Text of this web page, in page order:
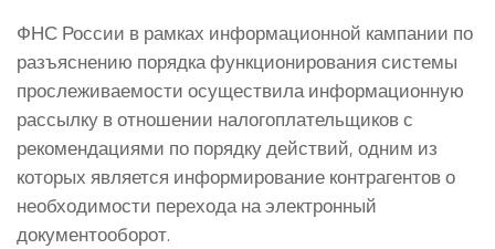
ФНС России в рамках информационной кампании по
разъяснению порядка функционирования системы
прослеживаемости осуществила информационную
рассылку в отношении налогоплательщиков с
рекомендациями по порядку действий, одним из
которых является информирование контрагентов о
необходимости перехода на электронный
документооборот.